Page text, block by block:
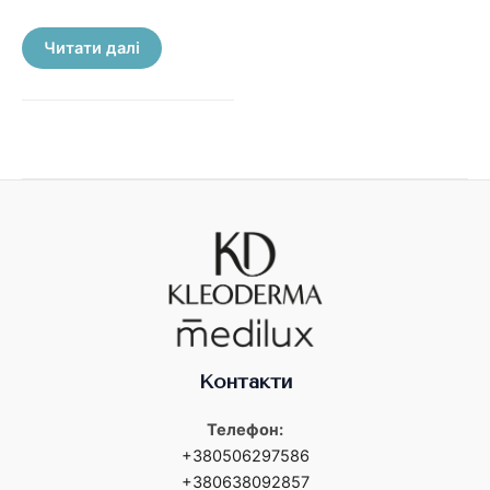
з
5
Читати далі
Контакти
Телефон:
+380506297586
+380638092857